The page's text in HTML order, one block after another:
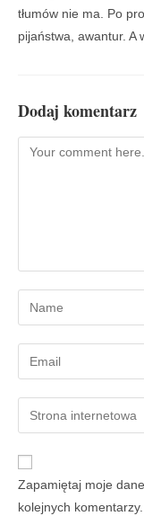
tłumów nie ma. Po
pijaństwa, awantur. A
Dodaj komentarz
Zapamiętaj moje
kolejnych komentarzy.